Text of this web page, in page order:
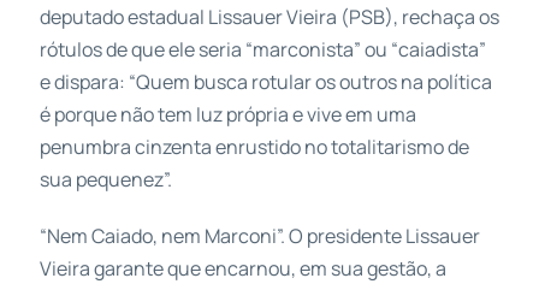
deputado estadual Lissauer Vieira (PSB), rechaça os
rótulos de que ele seria “marconista” ou “caiadista”
e dispara: “Quem busca rotular os outros na política
é porque não tem luz própria e vive em uma
penumbra cinzenta enrustido no totalitarismo de
sua pequenez”.
“Nem Caiado, nem Marconi”. O presidente Lissauer
Vieira garante que encarnou, em sua gestão, a